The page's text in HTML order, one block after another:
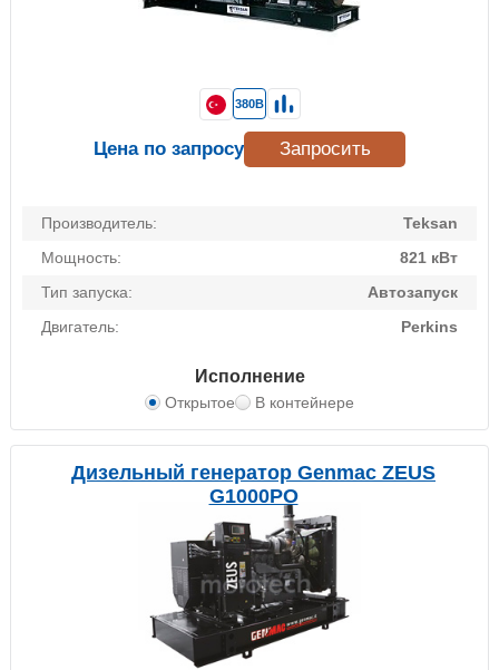
Производитель:
Teksan
Мощность:
821 кВт
Тип запуска:
Автозапуск
Двигатель:
Perkins
Исполнение
Открытое В контейнере
380В
Цена по запросу Запросить
Дизельный генератор Genmac ZEUS
G1000PO